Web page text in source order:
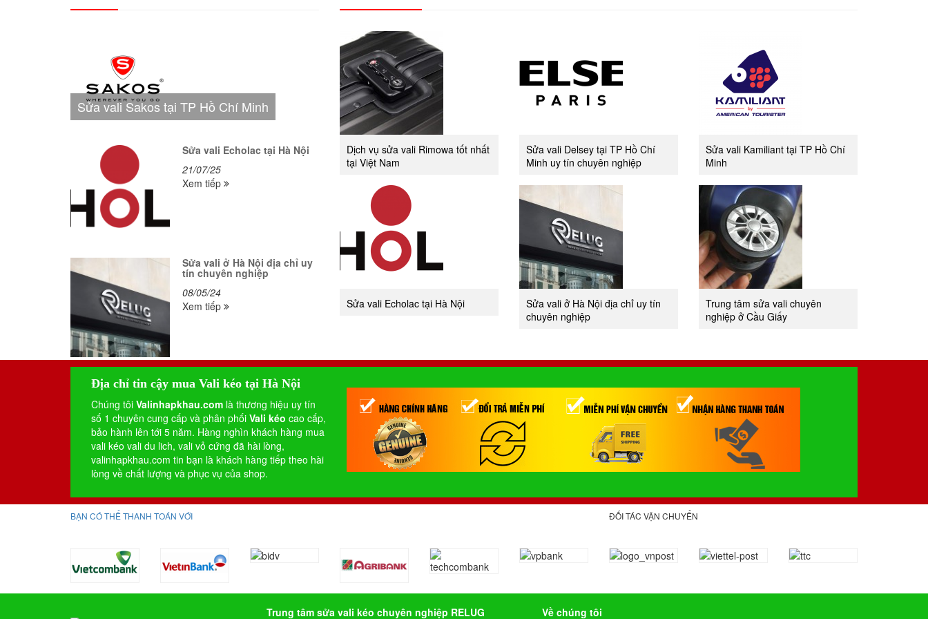
Sửa vali Sakos tại TP Hồ Chí Minh
Sửa vali Echolac tại Hà Nội
21/07/25
Xem tiếp
Sửa vali ở Hà Nội địa chỉ uy
tín chuyên nghiệp
08/05/24
Xem tiếp
Dịch vụ sửa vali Rimowa tốt nhất
tại Việt Nam
Sửa vali Delsey tại TP Hồ Chí
Minh uy tín chuyên nghiệp
Sửa vali Kamiliant tại TP Hồ Chí
Minh
Sửa vali Echolac tại Hà Nội
Sửa vali ở Hà Nội địa chỉ uy tín
chuyên nghiệp
Trung tâm sửa vali chuyên
nghiệp ở Cầu Giấy
Địa chỉ tin cậy mua Vali kéo tại Hà Nội
Chúng tôi Valinhapkhau.com là thương hiệu uy tín
số 1 chuyên cung cấp và phân phối Vali kéo cao cấp,
bảo hành lên tới 5 năm. Hàng nghìn khách hàng mua
vali kéo vali du lich, vali vỏ cứng đã hài lòng,
valinhapkhau.com tin bạn là khách hàng tiếp theo hài
lòng về chất lượng và phục vụ của shop.
BẠN CÓ THỂ THANH TOÁN VỚI ĐỐI TÁC VẬN CHUYỂN
Trung tâm sửa vali kéo chuyên nghiệp RELUG Về chúng tôi